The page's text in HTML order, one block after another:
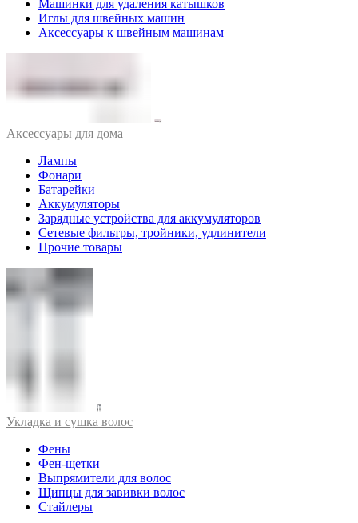
Машинки для удаления катышков
Иглы для швейных машин
Аксессуары к швейным машинам
Аксессуары для дома
Лампы
Фонари
Батарейки
Аккумуляторы
Зарядные устройства для аккумуляторов
Сетевые фильтры, тройники, удлинители
Прочие товары
Укладка и сушка волос
Фены
Фен-щетки
Выпрямители для волос
Щипцы для завивки волос
Стайлеры